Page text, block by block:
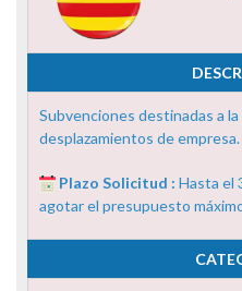
Subvenciones destinadas a
desplazamientos de empresa.
Plazo Solicitud : Hasta el
agotar el presupuesto